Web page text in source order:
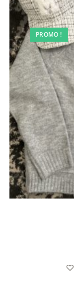
PROMO !